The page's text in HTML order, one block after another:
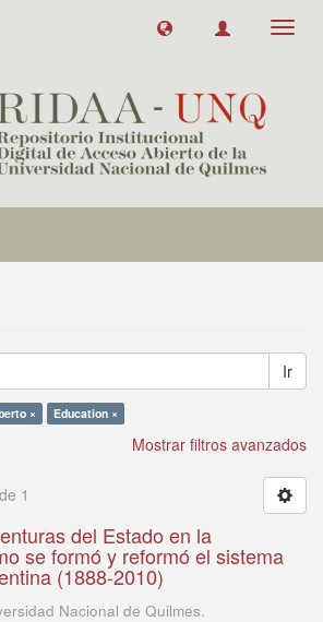
Ir
× Education ×
Mostrar filtros avanzados
1
del Estado en la
se formó y reformó el sistema
(1888-2010)
Nacional de Quilmes.